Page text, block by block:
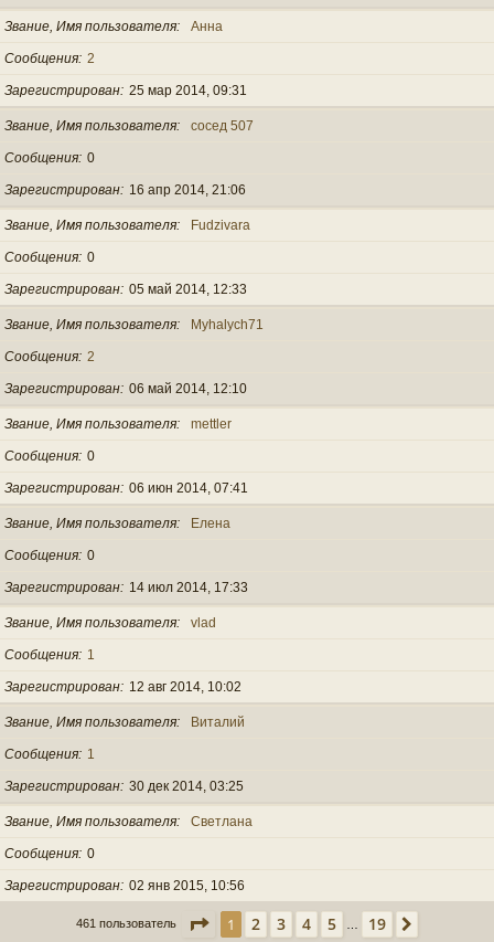
Звание, Имя пользователя Анна
Сообщения 2
Зарегистрирован 25 мар 2014, 09:31
Звание, Имя пользователя сосед 507
Сообщения 0
Зарегистрирован 16 апр 2014, 21:06
Звание, Имя пользователя Fudzivara
Сообщения 0
Зарегистрирован 05 май 2014, 12:33
Звание, Имя пользователя Myhalych71
Сообщения 2
Зарегистрирован 06 май 2014, 12:10
Звание, Имя пользователя mettler
Сообщения 0
Зарегистрирован 06 июн 2014, 07:41
Звание, Имя пользователя Елена
Сообщения 0
Зарегистрирован 14 июл 2014, 17:33
Звание, Имя пользователя vlad
Сообщения 1
Зарегистрирован 12 авг 2014, 10:02
Звание, Имя пользователя Виталий
Сообщения 1
Зарегистрирован 30 дек 2014, 03:25
Звание, Имя пользователя Светлана
Сообщения 0
Зарегистрирован 02 янв 2015, 10:56
461 пользователь Страница из 19
1 2 3 4 5 19